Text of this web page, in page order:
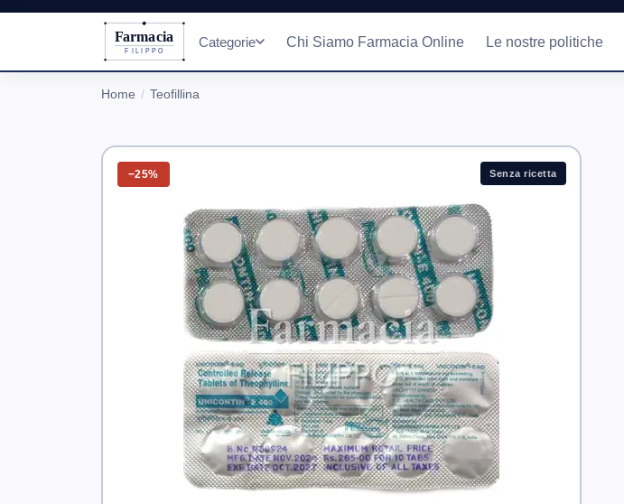
Farmacia
FILIPPO
Categorie Chi Siamo Farmacia Online Le nostre politiche
Home Teofillina
−25% Senza ricetta